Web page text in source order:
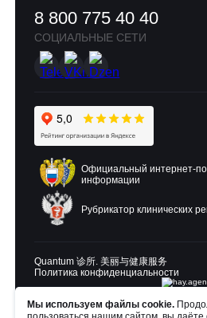
8 800 775 40 40
СОЦИАЛЬНЫЕ СЕТИ
Официальный интернет-
информации
Рубрикатор клинических
Политика конфиденциальности
Quantum 诊所. 美丽与健康服务
Мы используем файлы cookie.